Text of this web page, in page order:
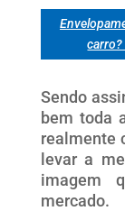
carro?
Sendo
bem toda
realmente
levar a
imagem
mercado.